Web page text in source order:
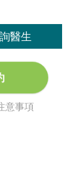
醫生
意事項